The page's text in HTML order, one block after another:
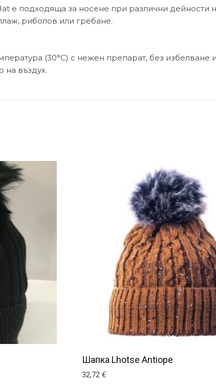
е подходяща за носене при различни дейности
риболов или гребане.
(30°C) с нежен препарат, без избелване
на въздух.
Шапка Lhotse Antiope
32,72€